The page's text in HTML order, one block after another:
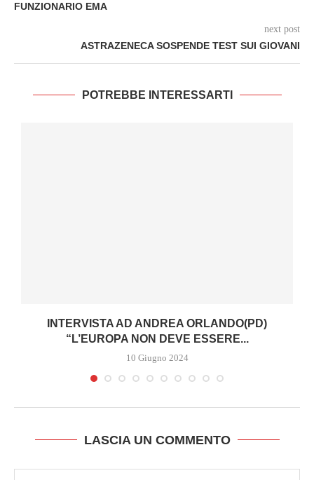
FUNZIONARIO EMA
next post
ASTRAZENECA SOSPENDE TEST SUI GIOVANI
POTREBBE INTERESSARTI
INTERVISTA AD ANDREA ORLANDO(PD)
“L’EUROPA NON DEVE ESSERE...
10 Giugno 2024
LASCIA UN COMMENTO